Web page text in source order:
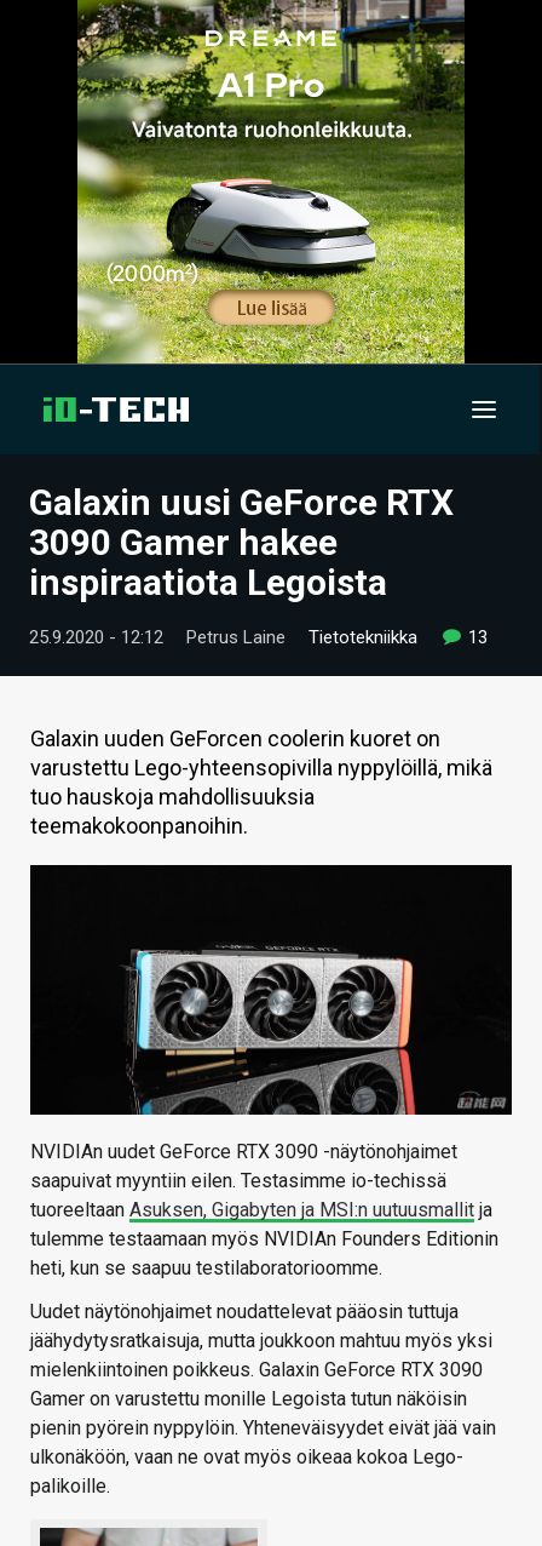
UUTISET
ARTIKKELIT
VIDEOT
TECHBBS
TIETOA
HINTA.FI
KAUPPA
Galaxin uusi GeForce RTX
3090 Gamer hakee
inspiraatiota Legoista
25.9.2020 - 12:12 Petrus Laine Tietotekniikka 13
Galaxin uuden GeForcen coolerin kuoret on
varustettu Lego-yhteensopivilla nyppylöillä, mikä
tuo hauskoja mahdollisuuksia
teemakokoonpanoihin.
NVIDIAn uudet GeForce RTX 3090 -näytönohjaimet
saapuivat myyntiin eilen. Testasimme io-techissä
tuoreeltaan Asuksen, Gigabyten ja MSI:n uutuusmallit ja
tulemme testaamaan myös NVIDIAn Founders Editionin
heti, kun se saapuu testilaboratorioomme.
Uudet näytönohjaimet noudattelevat pääosin tuttuja
jäähydytysratkaisuja, mutta joukkoon mahtuu myös yksi
mielenkiintoinen poikkeus. Galaxin GeForce RTX 3090
Gamer on varustettu monille Legoista tutun näköisin
pienin pyörein nyppylöin. Yhteneväisyydet eivät jää vain
ulkonäköön, vaan ne ovat myös oikeaa kokoa Lego-
palikoille.